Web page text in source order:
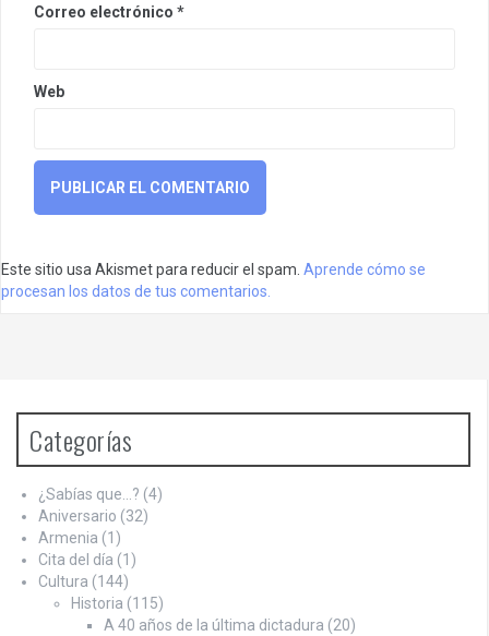
Correo electrónico *
Web
Este sitio usa Akismet para reducir el spam. Aprende cómo se
procesan los datos de tus comentarios.
Categorías
¿Sabías que…? (4)
Aniversario (32)
Armenia (1)
Cita del día (1)
Cultura (144)
Historia (115)
A 40 años de la última dictadura (20)